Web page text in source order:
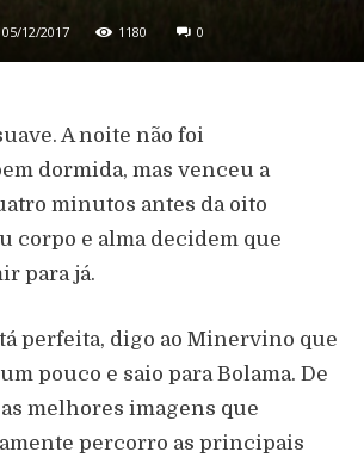
05/12/2017 1180 0
A noite não foi
dormida, mas venceu a
minutos antes da oito
corpo e alma decidem que
para já.
perfeita, digo ao Minervino que
pouco e saio para Bolama. De
melhores imagens que
percorro as principais